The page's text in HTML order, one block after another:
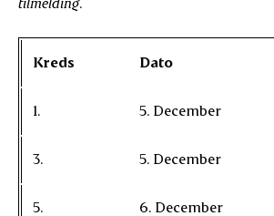
Kreds Dato
1. 5. December
3. 5. December
5. 6. December